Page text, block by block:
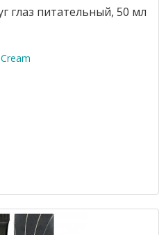
глаз питательный, 50 мл